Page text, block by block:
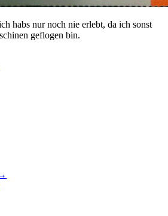
habs nur noch nie erlebt, da ich sonst
geflogen bin.